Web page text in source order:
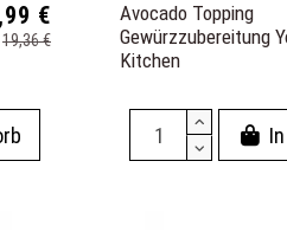
€
19,36 €
Avocado Topping
Gewürzzubereitung
Kitchen